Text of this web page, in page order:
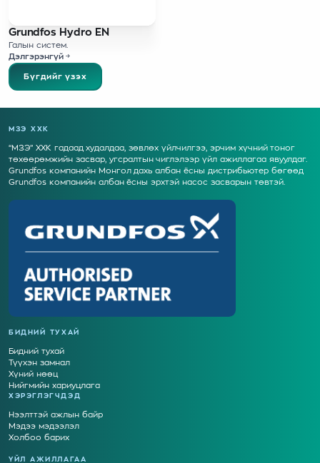
Grundfos Hydro EN
Галын систем.
Дэлгэрэнгүй
Бүгдийг үзэх
МЗЭ ХХК
“МЗЭ” ХХК гадаад худалдаа, зөвлөх үйлчилгээ, эрчим хүчний тоног
төхөөрөмжийн засвар, угсралтын чиглэлээр үйл ажиллагаа явуулдаг.
Grundfos компанийн Монгол дахь албан ёсны дистрибьютер бөгөөд
Grundfos компанийн албан ёсны эрхтэй насос засварын төвтэй.
БИДНИЙ ТУХАЙ
Бидний тухай
Түүхэн замнал
Хүний нөөц
Нийгмийн хариуцлага
ХЭРЭГЛЭГЧДЭД
Нээлттэй ажлын байр
Мэдээ мэдээлэл
Холбоо барих
ҮЙЛ АЖИЛЛАГАА